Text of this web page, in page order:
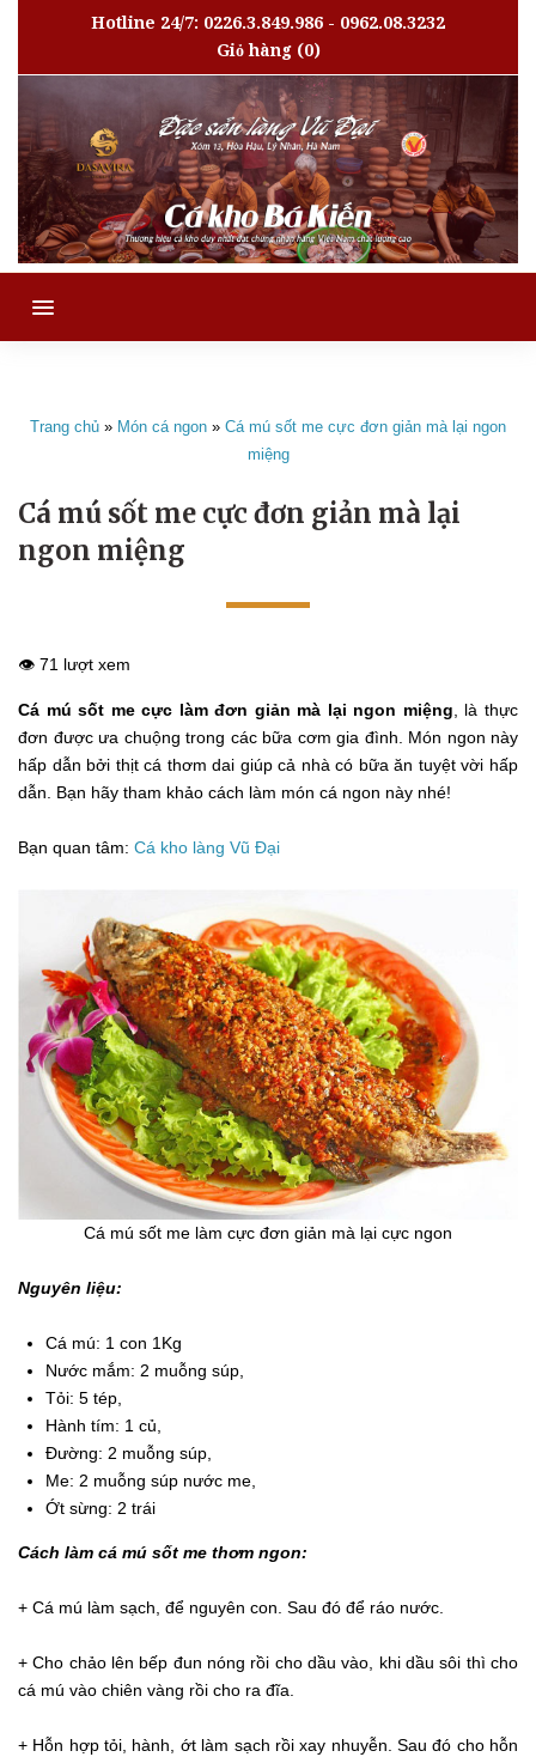
Hotline 24/7: 0226.3.849.986 - 0962.08.3232
Giỏ hàng(0)
MENU
Trang chủ » Món cá ngon » Cá mú sốt me cực đơn giản mà lại ngon
miệng
Cá mú sốt me cực đơn giản mà lại
ngon miệng
👁️ 71 lượt xem
Cá mú sốt me cực làm đơn giản mà lại ngon miệng , là thực
đơn được ưa chuộng trong các bữa cơm gia đình. Món ngon này
hấp dẫn bởi thịt cá thơm dai giúp cả nhà có bữa ăn tuyệt vời hấp
dẫn. Bạn hãy tham khảo cách làm món cá ngon này nhé!
Bạn quan tâm: Cá kho làng Vũ Đại
Cá mú sốt me làm cực đơn giản mà lại cực ngon
Nguyên liệu:
Cá mú: 1 con 1Kg
Nước mắm: 2 muỗng súp,
Tỏi: 5 tép,
Hành tím: 1 củ,
Đường: 2 muỗng súp,
Me: 2 muỗng súp nước me,
Ớt sừng: 2 trái
Cách làm cá mú sốt me thơm ngon:
+ Cá mú làm sạch, để nguyên con. Sau đó để ráo nước.
+ Cho chảo lên bếp đun nóng rồi cho dầu vào, khi dầu sôi thì cho
cá mú vào chiên vàng rồi cho ra đĩa.
+ Hỗn hợp tỏi, hành, ớt làm sạch rồi xay nhuyễn. Sau đó cho hỗn